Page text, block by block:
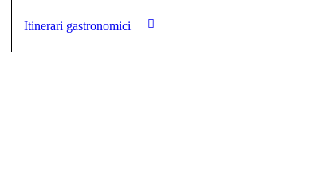
Itinerari gastronomici